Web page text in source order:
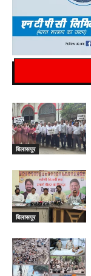
बिलासपुर
बिलासपुर